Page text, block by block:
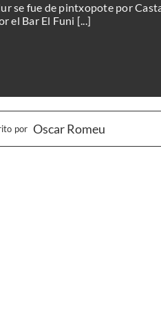
se fue de pintxopote por
el Bar El Funi [...]
por Oscar Romeu